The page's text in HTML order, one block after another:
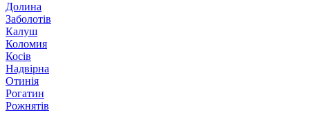
Долина
Заболотів
Калуш
Коломия
Косів
Надвірна
Отинія
Рогатин
Рожнятів